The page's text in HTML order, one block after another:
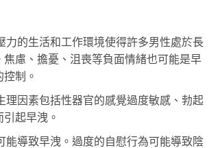
的生活和工作環境使得許多男性處於長
慮、擔憂、沮喪等負面情緒也可能是早
制。
因素包括性器官的感覺過度敏感、勃起
起早洩。
導致早洩。過度的自慰行為可能導致陰